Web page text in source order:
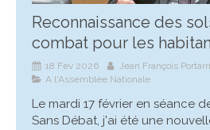
Reconnaissance des
combat pour les
18 Fév 2026
Jean François
A l'Assemblée Nationale
Le mardi 17 février en séance
Sans Débat, j'ai été une